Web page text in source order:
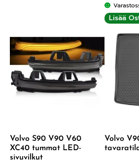
Lisää
Volvo S90 V90 V60
XC40 tummat LED-
sivuvilkut
Volvo